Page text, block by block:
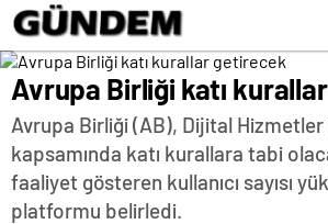
Avrupa Birliği katı
Avrupa Birliği (AB), Dijital Hizmetler
kapsamında katı kurallara tabi
faaliyet gösteren kullanıcı sayısı
platformu belirledi.